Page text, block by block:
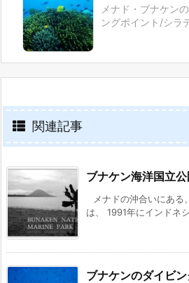
メナド・ブナケン
ングポイント/シラ
関連記事
ブナケン海洋国立
メナドの沖合いにあ
は、 1991年にインドネ
ブナケンのダイビ